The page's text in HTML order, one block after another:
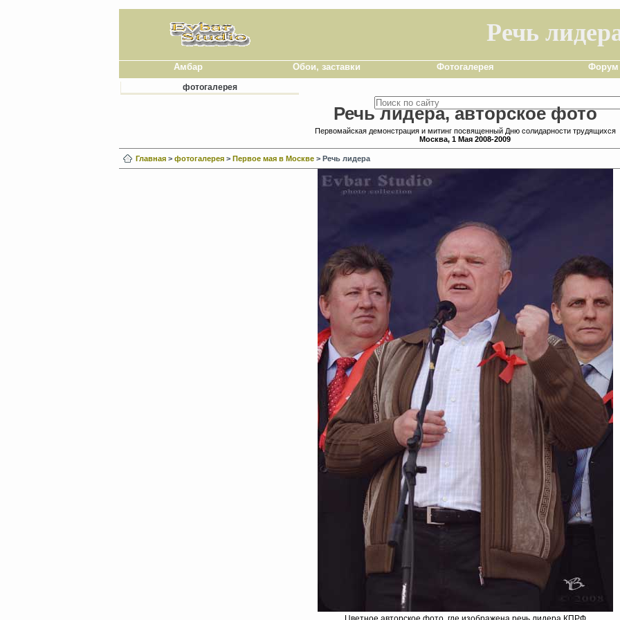
Речь
Амбар Обои, заставки Фотогалерея Форум
фотогалерея
Речь лидера, авторское фото
Первомайская демонстрация и митинг посвященный Дню солидарности трудящихся
Москва, 1 Мая 2008-2009
Главная > фотогалерея > Первое мая в Москве > Речь лидера